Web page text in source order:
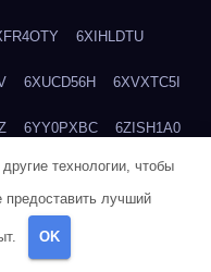
6XIHLDTU
6XUCD56H 6XVXTC5I
6YY0PXBC 6ZISH1A0
70V1YKH3 711BHOSD
71UQJY58
73IDZEWO
технологии, чтобы
предоставить лучший
OK